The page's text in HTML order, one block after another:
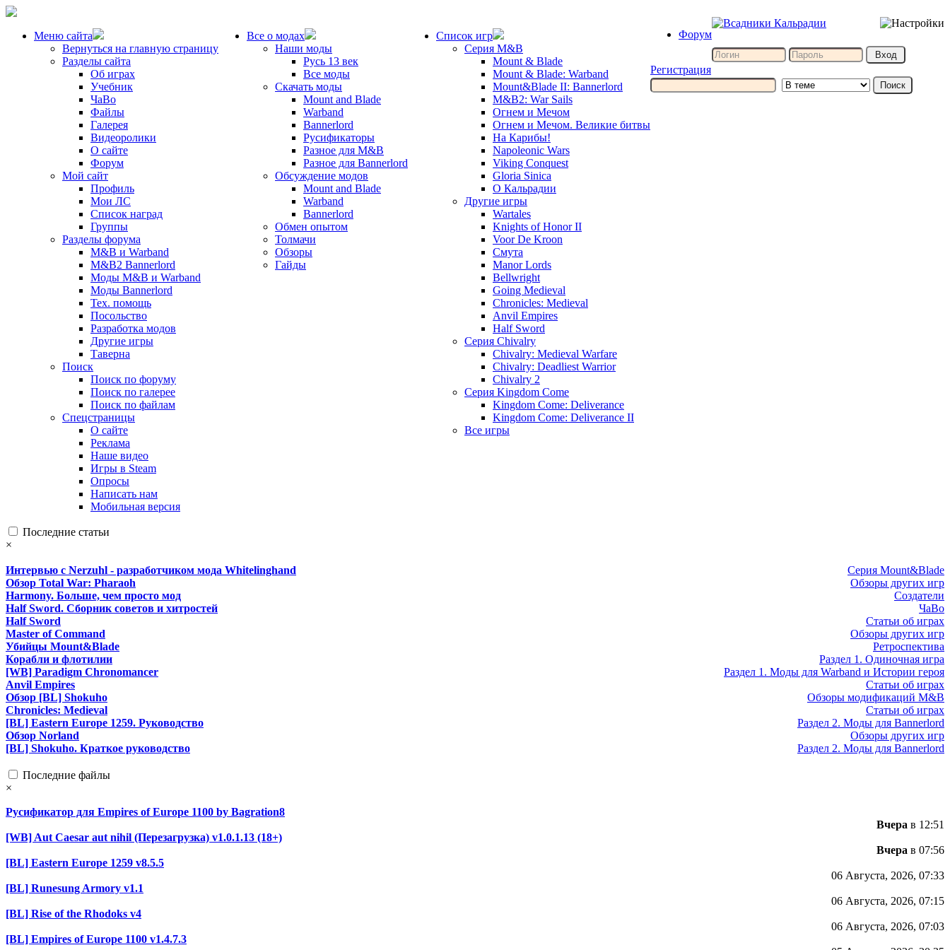
Меню сайта
Вернуться на главную страницу
Разделы сайта
Об играх
Учебник
ЧаВо
Файлы
Галерея
Видеоролики
О сайте
Форум
Мой сайт
Профиль
Мои ЛС
Список наград
Группы
Разделы форума
M&B и Warband
M&B2 Bannerlord
Моды M&B и Warband
Моды Bannerlord
Тех. помощь
Посольство
Разработка модов
Другие игры
Таверна
Поиск
Поиск по форуму
Поиск по галерее
Поиск по файлам
Спецстраницы
О сайте
Реклама
Наше видео
Игры в Steam
Опросы
Написать нам
Мобильная версия
Все о модах
Наши моды
Русь 13 век
Все моды
Скачать моды
Mount and Blade
Warband
Bannerlord
Русификаторы
Разное для M&B
Разное для Bannerlord
Обсуждение модов
Mount and Blade
Warband
Bannerlord
Обмен опытом
Толмачи
Обзоры
Гайды
Список игр
Серия M&B
Mount & Blade
Mount & Blade: Warband
Mount&Blade II: Bannerlord
M&B2: War Sails
Огнем и Мечом
Огнем и Мечом. Великие битвы
На Карибы!
Napoleonic Wars
Viking Conquest
Gloria Sinica
О Кальрадии
Другие игры
Wartales
Knights of Honor II
Voor De Kroon
Смута
Manor Lords
Bellwright
Going Medieval
Chronicles: Medieval
Anvil Empires
Half Sword
Серия Chivalry
Chivalry: Medieval Warfare
Chivalry: Deadliest Warrior
Chivalry 2
Серия Kingdom Come
Kingdom Come: Deliverance
Kingdom Come: Deliverance II
Все игры
Форум
Регистрация
Последние статьи
×
Серия Mount&Blade
Интервью с Nerzuhl - разработчиком мода Whitelinghand
Обзоры других игр
Обзор Total War: Pharaoh
Создатели
Harmony. Больше, чем просто мод
ЧаВо
Half Sword. Сборник советов и хитростей
Статьи об играх
Half Sword
Обзоры других игр
Master of Command
Ретроспектива
Убийцы Mount&Blade
Раздел 1. Одиночная игра
Корабли и флотилии
Раздел 1. Моды для Warband и Истории героя
[WB] Paradigm Chronomancer
Статьи об играх
Anvil Empires
Обзоры модификаций M&B
Обзор [BL] Shokuho
Статьи об играх
Chronicles: Medieval
Раздел 2. Моды для Bannerlord
[BL] Eastern Europe 1259. Руководство
Обзоры других игр
Обзор Norland
Раздел 2. Моды для Bannerlord
[BL] Shokuho. Краткое руководство
Последние файлы
×
Русификатор для Empires of Europe 1100 by Bagration8
Вчера в 12:51
[WB] Aut Caesar aut nihil (Перезагрузка) v1.0.1.13 (18+)
Вчера в 07:56
[BL] Eastern Europe 1259 v8.5.5
06 Августа, 2026, 07:33
[BL] Runesung Armory v1.1
06 Августа, 2026, 07:15
[BL] Rise of the Rhodoks v4
06 Августа, 2026, 07:03
[BL] Empires of Europe 1100 v1.4.7.3